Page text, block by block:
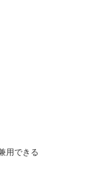
用できる